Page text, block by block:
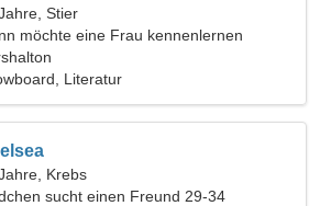
Stier
möchte eine Frau kennenlernen
Literatur
Krebs
sucht einen Freund 29-34